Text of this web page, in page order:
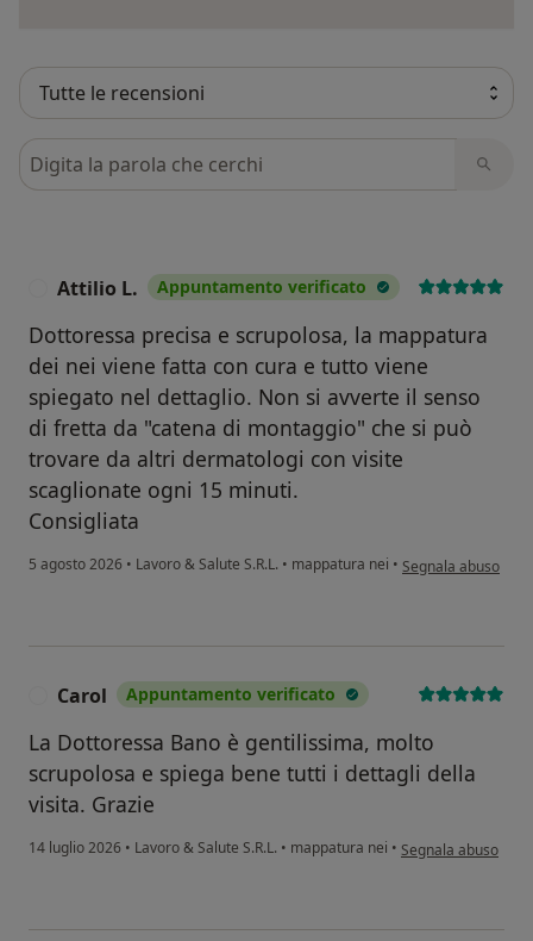
Cerca nelle recensioni
Attilio L. Appuntamento verificato
Dottoressa precisa e scrupolosa, la mappatura
dei nei viene fatta con cura e tutto viene
spiegato nel dettaglio. Non si avverte il senso
di fretta da "catena di montaggio" che si può
trovare da altri dermatologi con visite
scaglionate ogni 15 minuti.
Consigliata
5 agosto 2026 • Lavoro & Salute S.R.L. • mappatura nei • secondo l'opinione
Segnala abuso
Carol Appuntamento verificato
La Dottoressa Bano è gentilissima, molto
scrupolosa e spiega bene tutti i dettagli della
visita. Grazie
14 luglio 2026 • Lavoro & Salute S.R.L. • mappatura nei • secondo l'opinione
Segnala abuso